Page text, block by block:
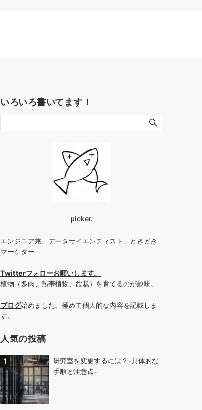
いろいろ書いてます！
picker.
エンジニア兼、データサイエンティスト、ときどき
マーケター
Twitterフォローお願いします。
植物（多肉、熱帯植物、盆栽）を育てるのが趣味。
ブログ始めました。極めて個人的な内容を記載しま
す。
人気の投稿
研究室を変更するには？-具体的な
手順と注意点-